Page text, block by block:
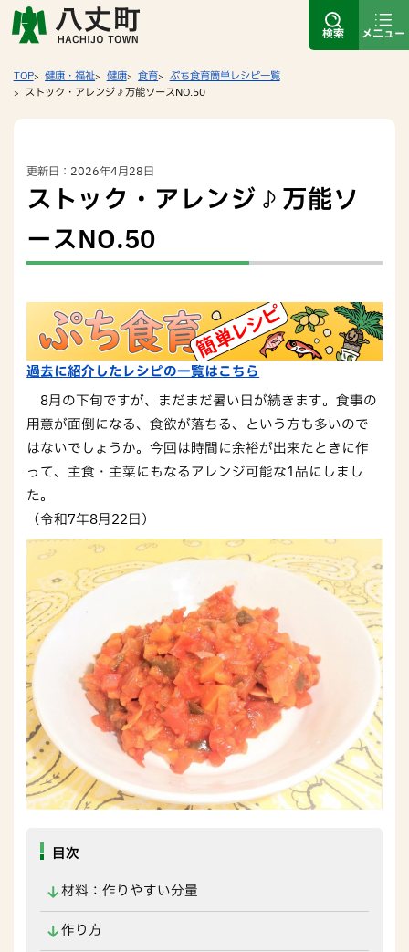
検索 メニュー
TOP 健康・福祉 健康 食育
ぷち食育簡単レシピ一覧
ストック・アレンジ♪万能ソースNO.50
更新日：2026年4月28日
ストック・アレンジ♪万能ソ
ースNO.50
過去に紹介したレシピの一覧はこちら
8月の下旬ですが、まだまだ暑い日が続きます。食事の
用意が面倒になる、食欲が落ちる、という方も多いので
はないでしょうか。今回は時間に余裕が出来たときに作
って、主食・主菜にもなるアレンジ可能な1品にしまし
た。
（令和7年8月22日）
目次
材料：作りやすい分量
作り方